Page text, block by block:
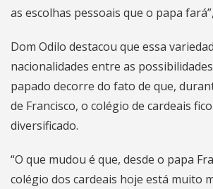
as escolhas pessoais que o papa
Dom Odilo destacou que essa
nacionalidades entre as
papado decorre do fato de que,
de Francisco, o colégio de cardeais
diversificado.
“O que mudou é que, desde o papa
colégio dos cardeais hoje está muito